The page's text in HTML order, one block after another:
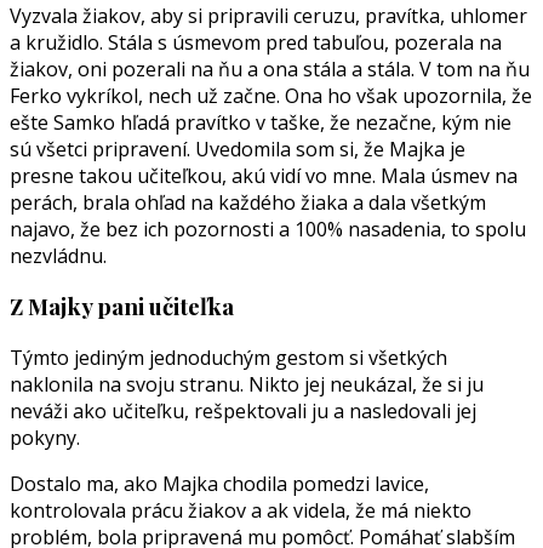
Vyzvala žiakov, aby si pripravili ceruzu, pravítka, uhlomer
a kružidlo. Stála s úsmevom pred tabuľou, pozerala na
žiakov, oni pozerali na ňu a ona stála a stála. V tom na ňu
Ferko vykríkol, nech už začne. Ona ho však upozornila, že
ešte Samko hľadá pravítko v taške, že nezačne, kým nie
sú všetci pripravení. Uvedomila som si, že Majka je
presne takou učiteľkou, akú vidí vo mne. Mala úsmev na
perách, brala ohľad na každého žiaka a dala všetkým
najavo, že bez ich pozornosti a 100% nasadenia, to spolu
nezvládnu.
Z Majky pani učiteľka
Týmto jediným jednoduchým gestom si všetkých
naklonila na svoju stranu. Nikto jej neukázal, že si ju
neváži ako učiteľku, rešpektovali ju a nasledovali jej
pokyny.
Dostalo ma, ako Majka chodila pomedzi lavice,
kontrolovala prácu žiakov a ak videla, že má niekto
problém, bola pripravená mu pomôcť. Pomáhať slabším